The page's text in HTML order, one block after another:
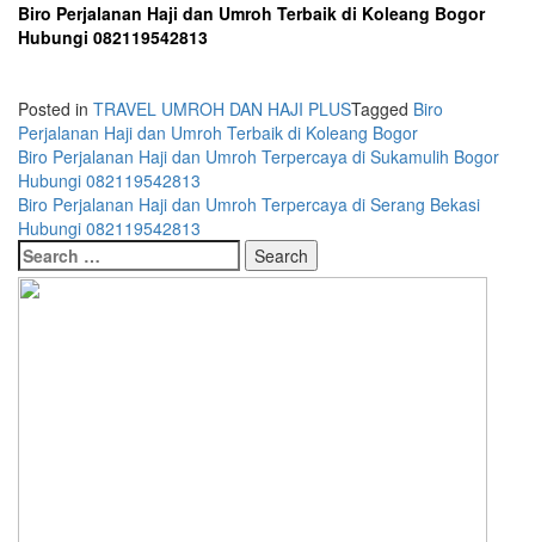
Biro Perjalanan Haji dan Umroh Terbaik di Koleang Bogor
Hubungi 082119542813
Posted in TRAVEL UMROH DAN HAJI PLUSTagged Biro
Perjalanan Haji dan Umroh Terbaik di Koleang Bogor
Post
navigation
Biro Perjalanan Haji dan Umroh Terpercaya di Sukamulih Bogor
Hubungi 082119542813
Biro Perjalanan Haji dan Umroh Terpercaya di Serang Bekasi
Hubungi 082119542813
Search
for: